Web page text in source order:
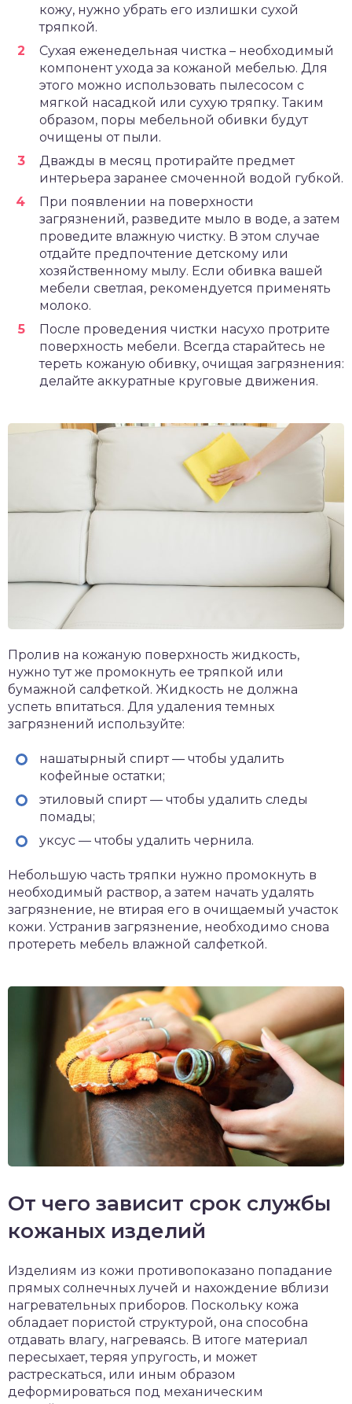
кожу, нужно убрать его излишки сухой
тряпкой.
Сухая еженедельная чистка – необходимый
компонент ухода за кожаной мебелью. Для
этого можно использовать пылесосом с
мягкой насадкой или сухую тряпку. Таким
образом, поры мебельной обивки будут
очищены от пыли.
Дважды в месяц протирайте предмет
интерьера заранее смоченной водой губкой.
При появлении на поверхности
загрязнений, разведите мыло в воде, а затем
проведите влажную чистку. В этом случае
отдайте предпочтение детскому или
хозяйственному мылу. Если обивка вашей
мебели светлая, рекомендуется применять
молоко.
После проведения чистки насухо протрите
поверхность мебели. Всегда старайтесь не
тереть кожаную обивку, очищая загрязнения:
делайте аккуратные круговые движения.
Пролив на кожаную поверхность жидкость,
нужно тут же промокнуть ее тряпкой или
бумажной салфеткой. Жидкость не должна
успеть впитаться. Для удаления темных
загрязнений используйте:
нашатырный спирт — чтобы удалить
кофейные остатки;
этиловый спирт — чтобы удалить следы
помады;
уксус — чтобы удалить чернила.
Небольшую часть тряпки нужно промокнуть в
необходимый раствор, а затем начать удалять
загрязнение, не втирая его в очищаемый участок
кожи. Устранив загрязнение, необходимо снова
протереть мебель влажной салфеткой.
От чего зависит срок службы
кожаных изделий
Изделиям из кожи противопоказано попадание
прямых солнечных лучей и нахождение вблизи
нагревательных приборов. Поскольку кожа
обладает пористой структурой, она способна
отдавать влагу, нагреваясь. В итоге материал
пересыхает, теряя упругость, и может
растрескаться, или иным образом
деформироваться под механическим